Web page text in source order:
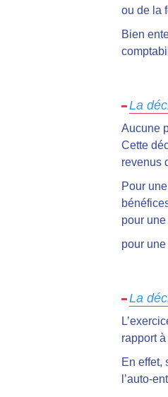
ou de la
Bien
La
Aucune
Cette
revenus
Pour
pour
pour
La
rapport
En effet,
l’auto-